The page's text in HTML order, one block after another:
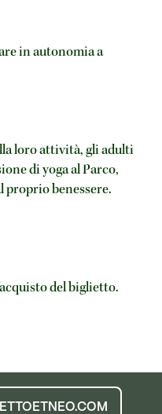
in autonomia a
loro attività, gli adulti
di yoga al Parco,
proprio benessere.
del biglietto.